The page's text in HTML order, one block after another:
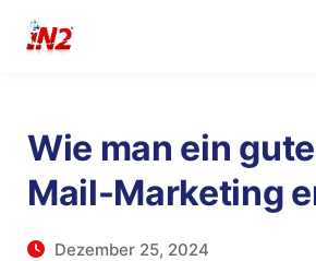
Wie man ein
Mail-Marketing
Dezember 25, 2024